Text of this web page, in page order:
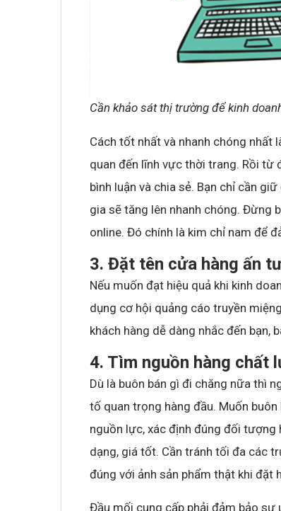
Cần khảo sát thị trường để kinh
Cách tốt nhất và nhanh chóng nhất
quan đến lĩnh vực thời trang. Rồi từ
bình luận và chia sẻ. Bạn chỉ cần
gia sẽ tăng lên nhanh chóng. Đừng
online. Đó chính là kim chỉ nam để
3. Đặt tên cửa hàng ấn
Nếu muốn đạt hiệu quả khi kinh
dụng cơ hội quảng cáo truyền
khách hàng dễ dàng nhắc đến bạn,
4. Tìm nguồn hàng chất
Dù là buôn bán gì đi chăng nữa thì
tố quan trọng hàng đầu. Muốn
nguồn lực, xác định đúng đối
dạng, giá tốt. Cần tránh tối đa các
đúng với ảnh sản phẩm thật khi đặt
Đầu mối cung cấp phải đảm bảo